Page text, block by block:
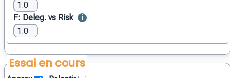
F: Deleg. vs Risk
Essai en cours